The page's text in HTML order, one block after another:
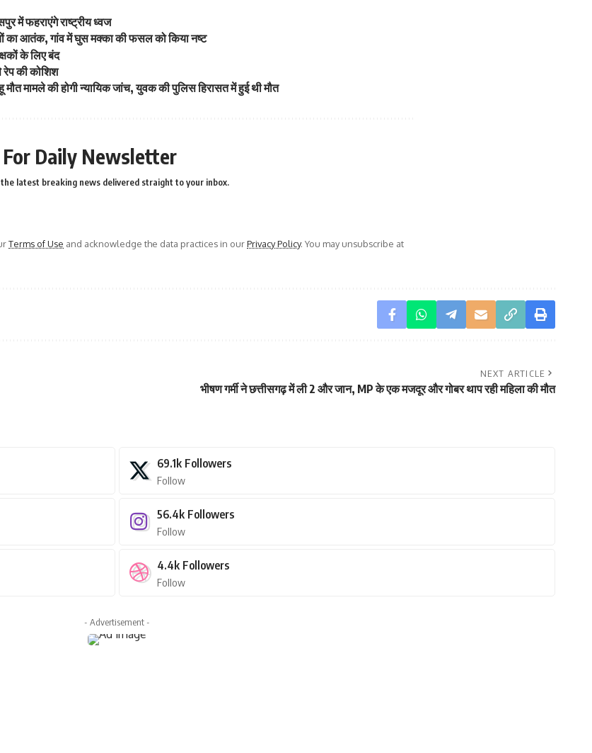
में फहराएंगे राष्ट्रीय ध्वज
का आतंक, गांव में घुस मक्का की फसल को किया नष्ट
के लिए बंद
रेप की कोशिश
मौत मामले की होगी न्यायिक जांच, युवक की पुलिस हिरासत में हुई थी मौत
For Daily Newsletter
the latest breaking news delivered straight to your inbox.
Terms of Use and acknowledge the data practices in ourPrivacy Policy. You may unsubscribe at
NEXT ARTICLE
भीषण गर्मी ने छत्तीसगढ़ में ली 2 और जान, MP के एक मजदूर और गोबर थाप रही महिला की मौत
69.1k Followers
Follow
56.4k Followers
Follow
4.4k Followers
Follow
- Advertisement -